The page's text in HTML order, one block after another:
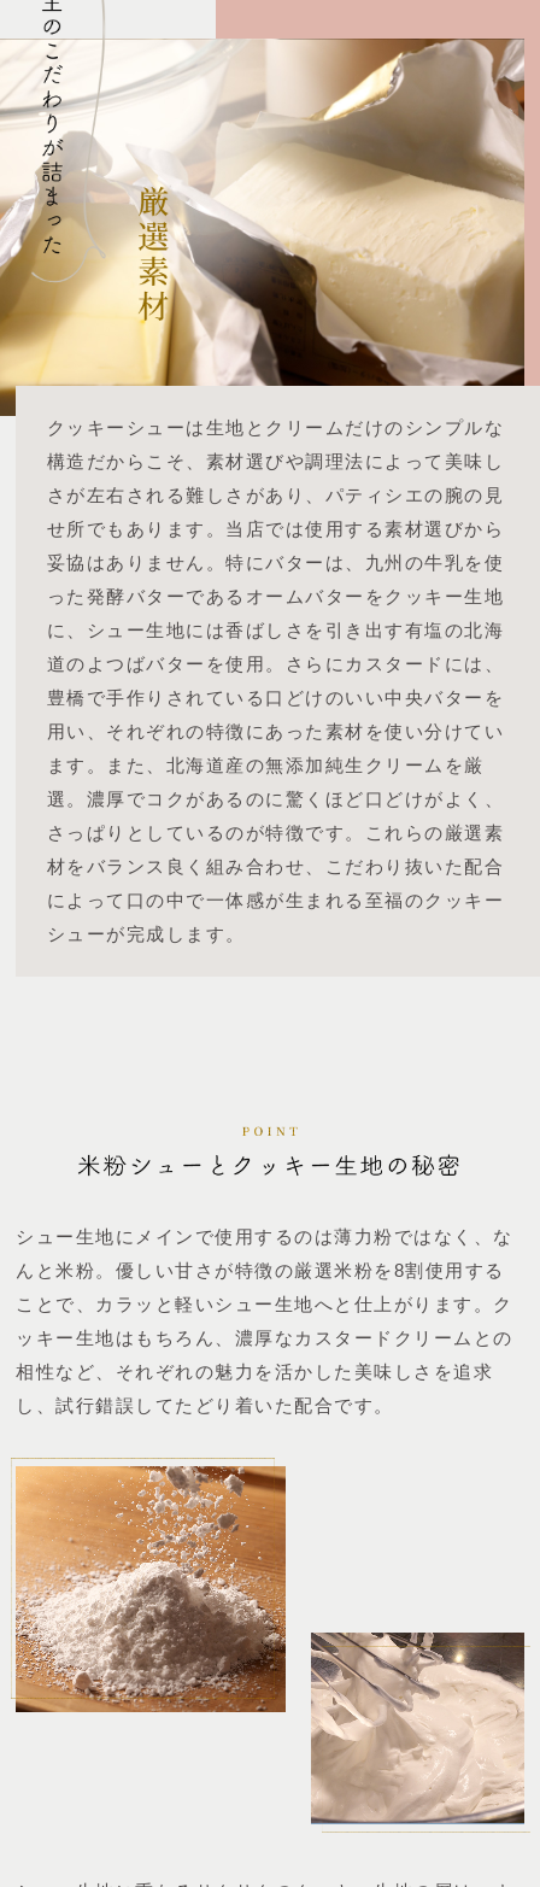
クッキーシューは生地とクリームだけのシンプルな
構造だからこそ、素材選びや調理法によって美味し
さが左右される難しさがあり、パティシエの腕の見
せ所でもあります。 当店では使用する素材選びから
妥協はありません。特にバターは、九州の牛乳を使
った発酵バターであるオームバターをクッキー生地
に、シュー生地には香ばしさを引き出す有塩の北海
道のよつばバターを使用。
さらにカスタードには、
豊橋で手作りされている口どけのいい中央バターを
用い、それぞれの特徴にあった素材を使い分けてい
ます。
また、北海道産の無添加純生クリームを厳
選。濃厚でコクがあるのに驚くほど口どけがよく、
さっぱりとしているのが特徴です。
これらの厳選素
材をバランス良く組み合わせ、こだわり抜いた配合
によって口の中で一体感が生まれる至福のクッキー
シューが完成します。
シュー生地にメインで使用するのは薄力粉ではなく、な
んと米粉。優しい甘さが特徴の厳選米粉を8割使用する
ことで、カラッと軽いシュー生地へと仕上がります。ク
ッキー生地はもちろん、濃厚なカスタードクリームとの
相性など、それぞれの魅力を活かした美味しさを追求
し、試行錯誤してたどり着いた配合です。